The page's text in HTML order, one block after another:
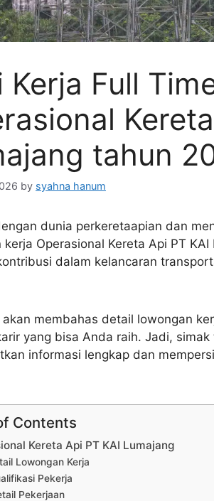
Kerja Full
tahun
by syahna hanum
dunia perkeretaapian dan
kerja Operasional Kereta Api PT
dalam kelancaran
membahas detail lowongan
yang bisa Anda raih. Jadi,
informasi lengkap dan
Contents
Kereta Api PT KAI Lumajang
Lowongan Kerja
Pekerja
Pekerjaan